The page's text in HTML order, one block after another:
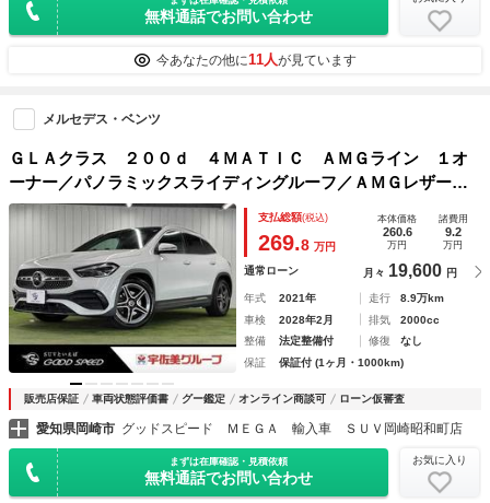
無料通話でお問い合わせ
今あなたの他に11人が見ています
メルセデス・ベンツ
ＧＬＡクラス ２００ｄ ４ＭＡＴＩＣ ＡＭＧライン １オ
ーナー／パノラミックスライディングルーフ／ＡＭＧレザーエ
クスクルシブＰＫＧ／ナビゲーションＰＫＧ／赤黒レザー／シ
ートヒーター／電動リア／アダクティブクルーズコントロール
／ブラインドスポットモニター
支払総額(税込)
269.8 万円
本体価格
260.6
万円
諸費用
9.2
万円
通常ローン 月々 19,600 円
年式 2021年 走行
8.9万km
車検
2028年2月 排気
2000cc
整備
法定整備付 修復
なし
保証
保証付 (1ヶ月・1000km)
販売店保証 車両状態評価書 グー鑑定 オンライン商談可 ローン仮審査
愛知県岡崎市 グッドスピード ＭＥＧＡ 輸入車 ＳＵＶ岡崎昭和町店
まずは在庫確認・見積依頼
無料通話でお問い合わせ
お気に入り